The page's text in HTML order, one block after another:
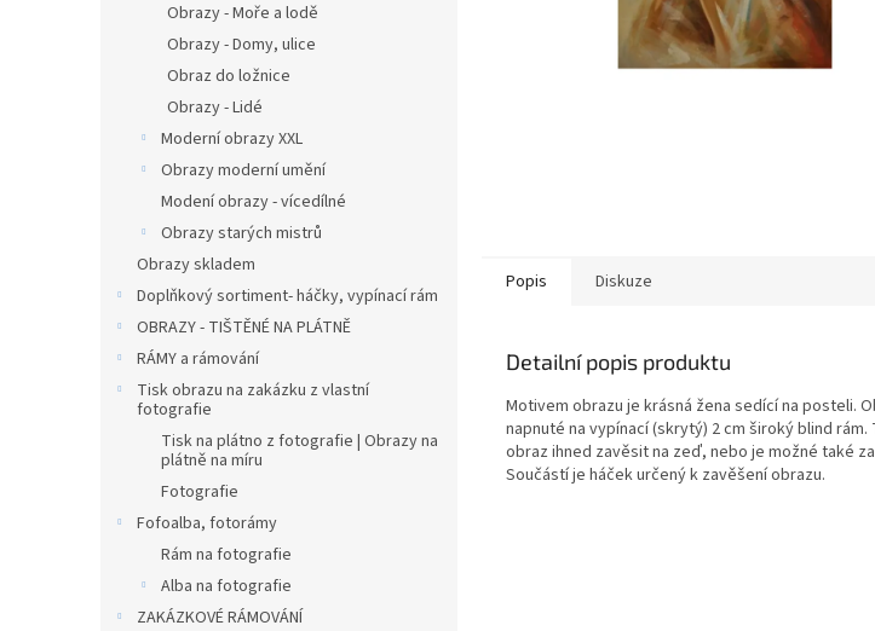
Obrazy - Moře a lodě
Obrazy - Domy, ulice
Obraz do ložnice
Obrazy - Lidé
Moderní obrazy XXL
Obrazy moderní umění
Modení obrazy - vícedílné
Obrazy starých mistrů
Obrazy skladem
Doplňkový sortiment- háčky, vypínací rám
OBRAZY - TIŠTĚNÉ NA PLÁTNĚ
RÁMY a rámování
Tisk obrazu na zakázku z vlastní
fotografie
Tisk na plátno z fotografie | Obrazy na
plátně na míru
Fotografie
Fofoalba, fotorámy
Rám na fotografie
Alba na fotografie
ZAKÁZKOVÉ RÁMOVÁNÍ
Popis Diskuze
Detailní popis produktu
Motivem obrazu je krásná žena sedící na posteli.
napnuté na vypínací (skrytý) 2 cm široký blind
obraz ihned zavěsit na zeď, nebo je možné také
Součástí je háček určený k zavěšení obrazu.